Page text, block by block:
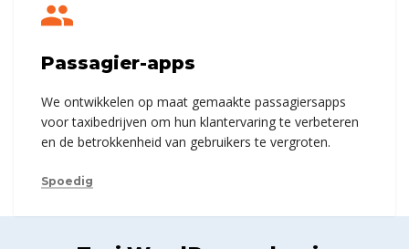
Passagier-apps
We ontwikkelen op maat gemaakte passagiersapps
voor taxibedrijven om hun klantervaring te verbeteren
en de betrokkenheid van gebruikers te vergroten.
Spoedig